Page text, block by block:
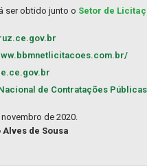
ser obtido junto o Setor de
de Contratações
novembro de 2020.
de Sousa